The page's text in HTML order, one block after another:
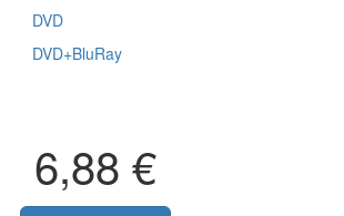
DVD
DVD+BluRay
6,88 €